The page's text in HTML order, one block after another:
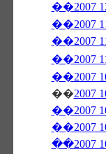
��2007
��
��2007
��2007